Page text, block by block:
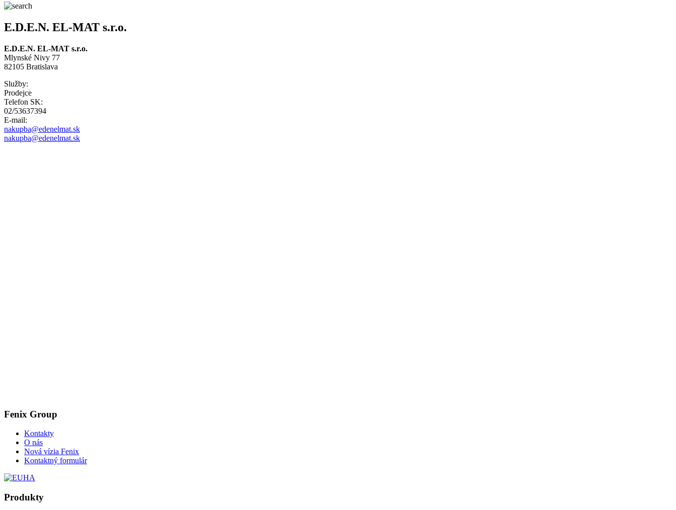
E.D.E.N. EL-MAT s.r.o.
E.D.E.N. EL-MAT s.r.o.
Mlynské Nivy 77
82105 Bratislava
Služby:
Prodejce
Telefon SK:
02/53637394
E-mail:
nakupba@edenelmat.sk
nakupba@edenelmat.sk
Fenix Group
Kontakty
O nás
Nová vízia Fenix
Kontaktný formulár
Produkty